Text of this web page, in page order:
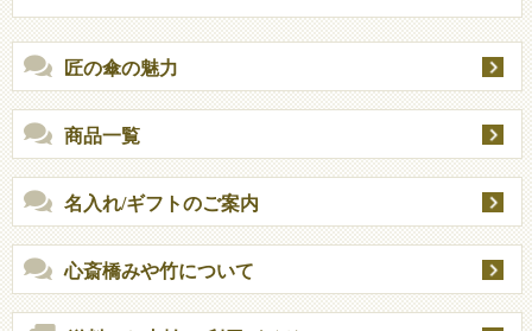
匠の傘の魅力
商品一覧
名入れ/ギフトのご案内
心斎橋みや竹について